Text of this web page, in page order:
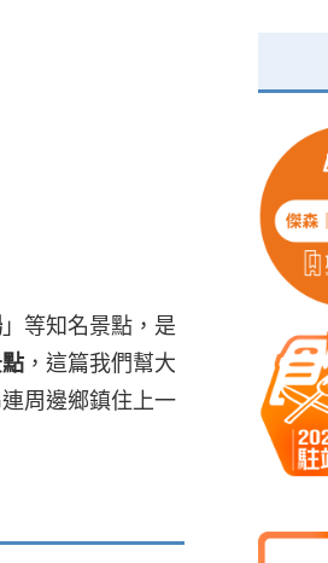
」等知名景點，是
，這篇我們幫大
周邊鄉鎮住上一